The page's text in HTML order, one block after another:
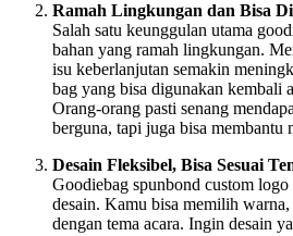
Ramah Lingkungan dan Bisa
Salah satu keunggulan utama
bahan yang ramah lingkungan.
isu keberlanjutan semakin
bag yang bisa digunakan kembali
Orang-orang pasti senang
berguna, tapi juga bisa membantu
Desain Fleksibel, Bisa Sesuai
Goodiebag spunbond custom
desain. Kamu bisa memilih
dengan tema acara. Ingin desain